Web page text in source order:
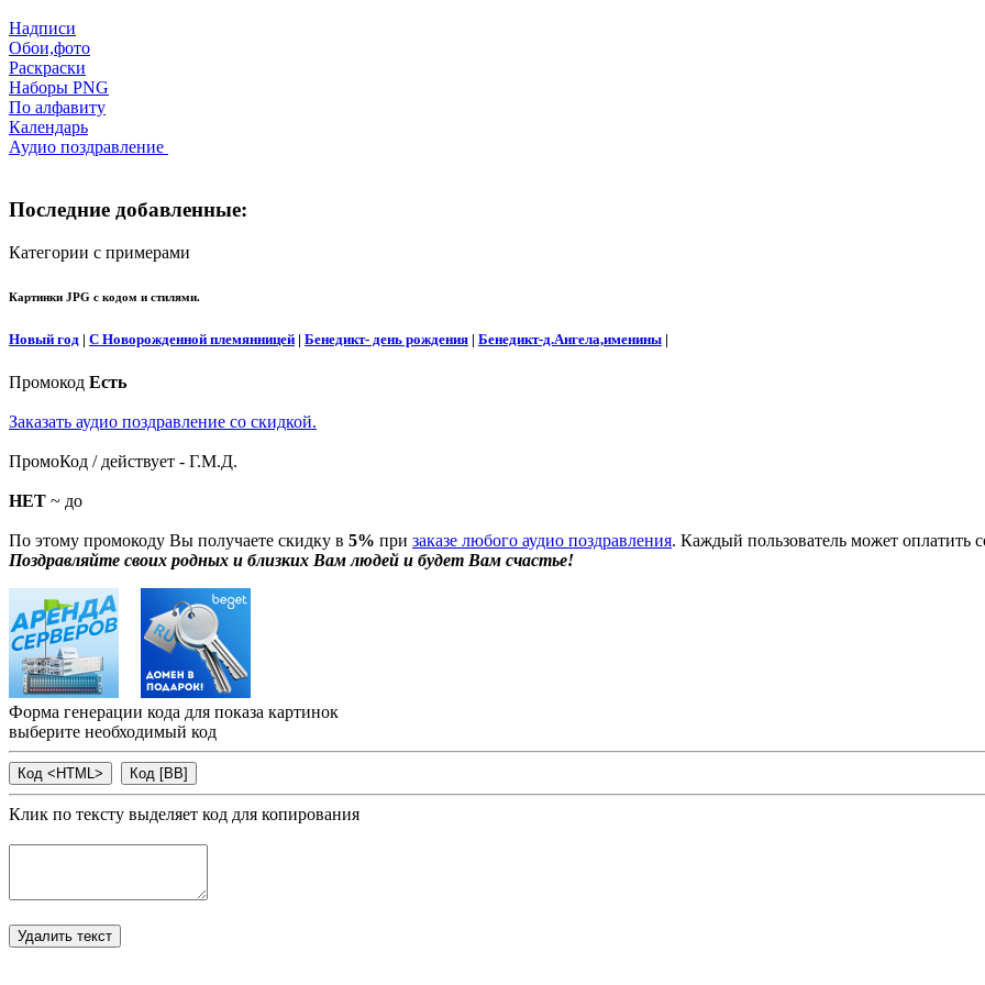
Надписи
Обои,фото
Раскраски
Наборы PNG
По алфавиту
Календарь
Аудио поздравление
Последние добавленные:
Категории с примерами
Картинки JPG с кодом и стилями.
Новый год | С Новорожденной племянницей | Бенедикт- день рождения | Бенедикт-д.Ангела,именины |
Промокод Есть
Заказать аудио поздравление со скидкой.
ПромоКод / действует - Г.М.Д.
НЕТ ~ до
По этому промокоду Вы получаете скидку в 5% при заказе любого аудио поздравления. Каждый пользователь может оплатить
Поздравляйте своих родных и близких Вам людей и будет Вам счастье!
Форма генерации кода для показа картинок
выберите необходимый код
Клик по тексту выделяет код для копирования